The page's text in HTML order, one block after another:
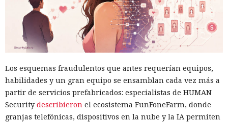
Los esquemas fraudulentos que antes requerían equipos,
habilidades y un gran equipo se ensamblan cada vez más a
partir de servicios prefabricados: especialistas de HUMAN
Security describieron el ecosistema FunFoneFarm, donde
granjas telefónicas, dispositivos en la nube y la IA permiten